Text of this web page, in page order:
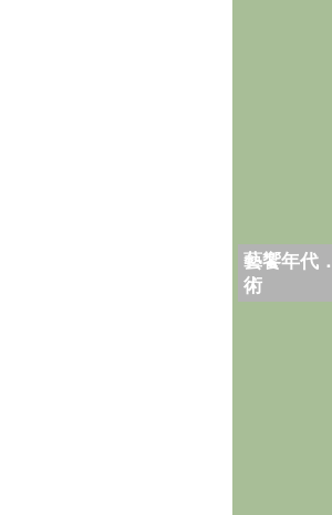
藝饗年代
術